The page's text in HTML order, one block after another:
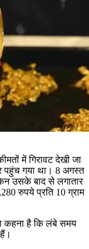
में गिरावट देखी जा
पहुंच गया था। 8 अगस्त
उसके बाद से लगातार
रुपये प्रति 10 ग्राम
कहना है कि लंबे समय